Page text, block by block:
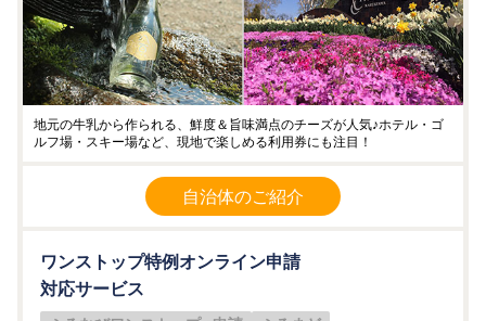
地元の牛乳から作られる、鮮度＆旨味満点のチーズが人気♪ホテル・ゴ
ルフ場・スキー場など、現地で楽しめる利用券にも注目！
自治体のご紹介
ワンストップ特例オンライン申請
対応サービス